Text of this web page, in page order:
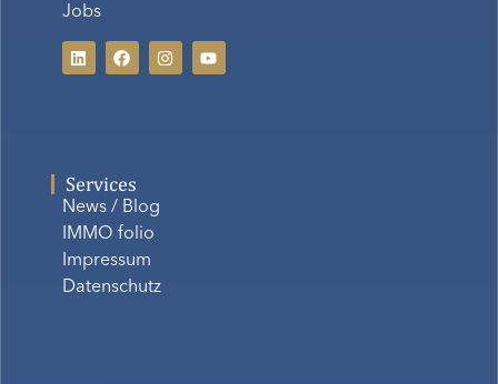
Jobs
Services
News / Blog
IMMO folio
Impressum
Datenschutz